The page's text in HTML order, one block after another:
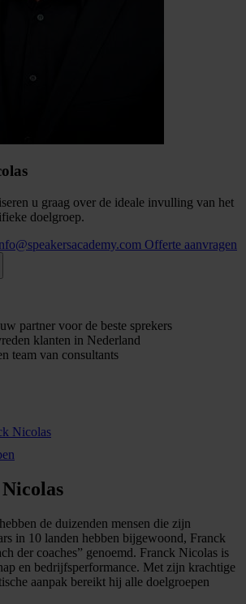
u graag over de ideale invulling van het
doelgroep.
Offerte aanvragen
partner voor de beste sprekers
klanten in Nederland
team van consultants
Nicolas
de duizenden mensen die zijn
in 10 landen hebben bijgewoond, Franck
der coaches” genoemd. Franck Nicolas is
en bedrijfsperformance. Met zijn krachtige
aanpak bereikt hij alle doelgroepen